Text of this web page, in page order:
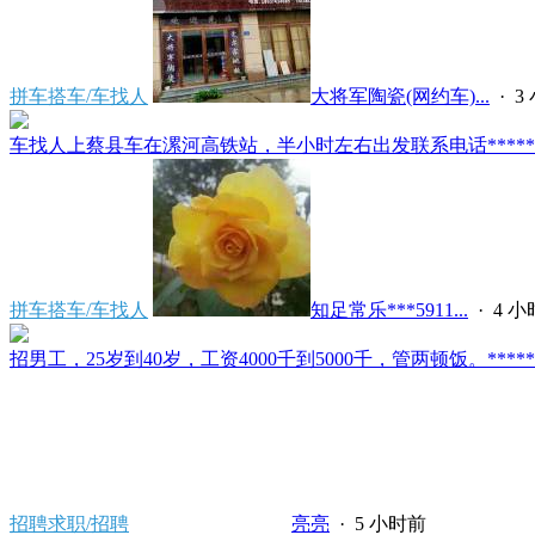
拼车搭车/车找人 大将军陶瓷(网约车)... · 3
车找人上蔡县车在漯河高铁站，半小时左右出发联系电话
拼车搭车/车找人 知足常乐***5911... · 4 小
招男工，25岁到40岁，工资4000千到5000千，管两顿饭。
招聘求职/招聘 亮亮 · 5 小时前